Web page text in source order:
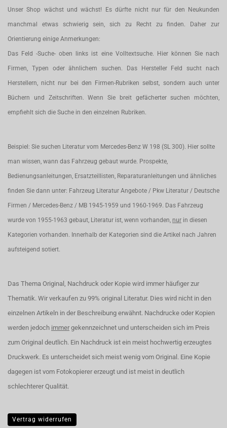
Unser Shop wächst und wächst! Es dürfte nicht nur für den Neukunden
manchmal etwas schwierig sein, sich zu Recht zu finden. Daher zur
Orientierung einige Anmerkungen:
Das Feld -Suche- oben links ist eine Volltextsuche. Hier können Sie nach
Firmen, Typen oder ähnlichem suchen. Das Hersteller Feld sucht nach
Herstellern, nicht nur bei den Firmen-Rubriken selbst, sondern auch unter
Büchern und Zeitschriften. Wenn Sie breit gefächerter suchen möchten,
empfiehlt sich die Suche in den einzelnen Rubriken.
Beispiel: Sie suchen Literatur vom Mercedes-Benz W 198 (SL 300). Hier sollte
man wissen, wann das Fahrzeug gebaut wurde. Prospekte,
Bedienungsanleitungen, Ersatzteillisten, Reparaturanleitungen und ähnliches
finden Sie dann unter: Fahrzeug Literatur Angebote / Pkw Literatur / Deutsche
Firmen / Mercedes-Benz / MB 1945-1959 und 1960-1969. Das Fahrzeug
wurde von 1955-1963 gebaut, Literatur ist, wenn vorhanden, nur in diesen
Kategorien vorhanden. Innerhalb der Kategorien sind die Artikel nach Jahren
aufsteigend sotiert.
Das Thema Original, Nachdruck oder Kopie wird immer häufiger zur
Thematik. Wir verkaufen zu 99% original Literatur. Dies wird nicht in den
einzelnen Artikeln in der Beschreibung erwähnt. Nachdrucke oder Kopien
werden jedoch immer gekennzeichnet und unterscheiden sich im Preis
zum Original deutlich. Ein Nachdruck ist ein meist hochwertig erzeugtes
Druckwerk. Es unterscheidet sich meist wenig vom Original. Eine Kopie
dagegen ist vom Fotokopierer erzeugt und ist meist in deutlich
schlechterer Qualität.
Vertrag widerrufen